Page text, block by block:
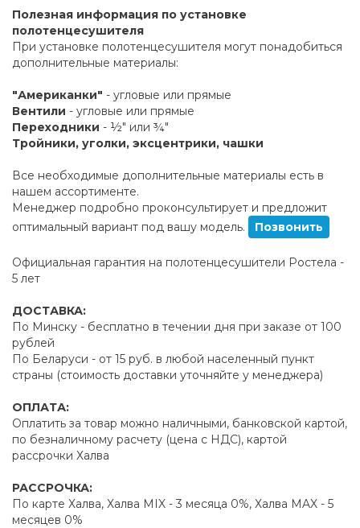
Полезная информация по установке
полотенцесушителя
При установке полотенцесушителя могут понадобиться
дополнительные материалы:
"Американки" - угловые или прямые
Вентили - угловые или прямые
Переходники - ½" или ¾"
Тройники, уголки, эксцентрики, чашки
Все необходимые дополнительные материалы есть в
нашем ассортименте.
Менеджер подробно проконсультирует и предложит
оптимальный вариант под вашу модель.
Позвонить
Официальная гарантия на полотенцесушители Ростела -
5 лет
ДОСТАВКА:
По Минску - бесплатно в течении дня при заказе от 100
рублей
По Беларуси - от 15 руб. в любой населенный пункт
страны (стоимость доставки уточняйте у менеджера)
ОПЛАТА:
Оплатить за товар можно наличными, банковской картой,
по безналичному расчету (цена с НДС), картой
рассрочки Халва
РАССРОЧКА:
По карте Халва, Халва MIX - 3 месяца 0%, Халва MAX - 5
месяцев 0%